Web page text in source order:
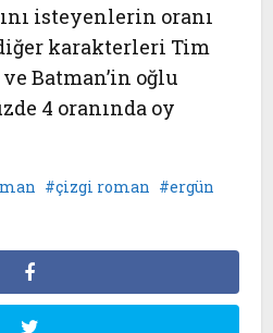
isteyenlerin oranı
karakterleri Tim
Batman’in oğlu
4 oranında oy
çizgi roman
ergün